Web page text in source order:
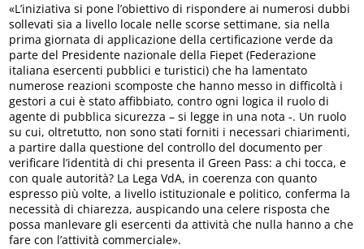
«L’iniziativa si pone l’obiettivo di rispondere ai numerosi dubbi
sollevati sia a livello locale nelle scorse settimane, sia nella
prima giornata di applicazione della certificazione verde da
parte del Presidente nazionale della Fiepet (Federazione
italiana esercenti pubblici e turistici) che ha lamentato
numerose reazioni scomposte che hanno messo in difficoltà i
gestori a cui è stato affibbiato, contro ogni logica il ruolo di
agente di pubblica sicurezza – si legge in una nota -. Un ruolo
su cui, oltretutto, non sono stati forniti i necessari chiarimenti,
a partire dalla questione del controllo del documento per
verificare l’identità di chi presenta il Green Pass: a chi tocca, e
con quale autorità? La Lega VdA, in coerenza con quanto
espresso più volte, a livello istituzionale e politico, conferma la
necessità di chiarezza, auspicando una celere risposta che
possa manlevare gli esercenti da attività che nulla hanno a che
fare con l’attività commerciale».